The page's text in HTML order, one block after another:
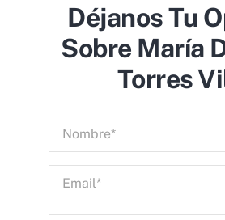
Déjanos Tu
Sobre María
Torres